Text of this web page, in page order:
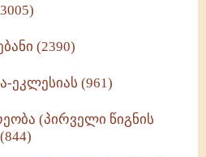
(2390)
ეკლესიას (961)
(პირველი წიგნის